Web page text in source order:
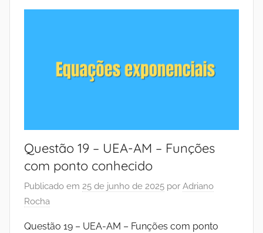
Questão 19 – UEA-AM – Funções
com ponto conhecido
Publicado em 25 de junho de 2025 por Adriano
Rocha
Questão 19 – UEA-AM – Funções com ponto